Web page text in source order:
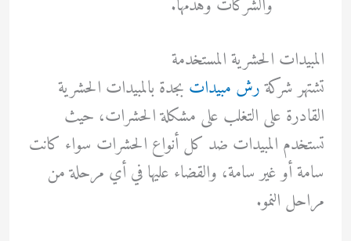
المبيدات الحشرية المستخدمة
تشتهر شركةرش مبيدات بجدة بالمبيدات الحشرية
القادرة على التغلب على مشكلة الحشرات، حيث
تستخدم المبيدات ضد كل أنواع الحشرات سواء كانت
سامة أو غير سامة، والقضاء عليها في أي مرحلة من
مراحل النمو.